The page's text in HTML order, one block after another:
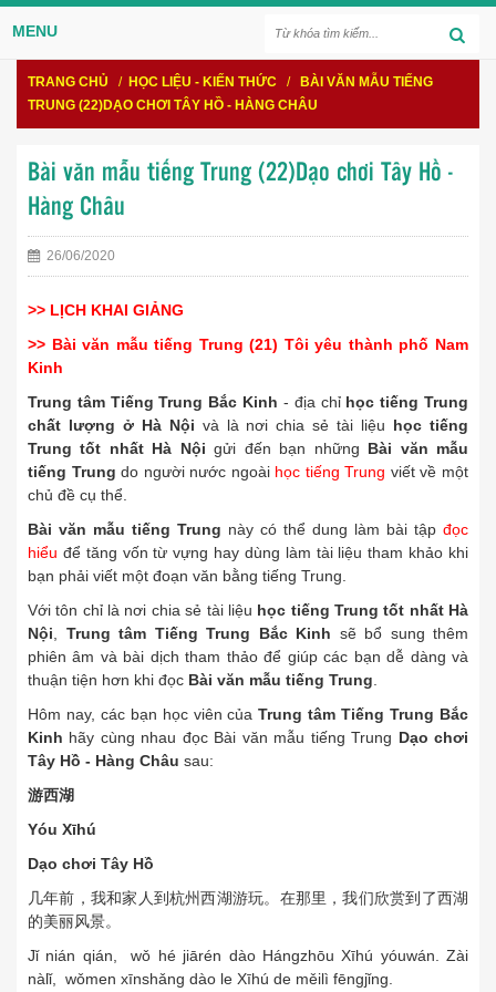
MENU
TRANG CHỦ / HỌC LIỆU - KIẾN THỨC /
BÀI VĂN MẪU TIẾNG
TRUNG (22)DẠO CHƠI TÂY HỒ - HÀNG CHÂU
Bài văn mẫu tiếng Trung (22)Dạo chơi Tây Hồ -
Hàng Châu
26/06/2020
>> LỊCH KHAI GIẢNG
>> Bài văn mẫu tiếng Trung (21) Tôi yêu thành phố Nam
Kinh
Trung tâm Tiếng Trung Bắc Kinh - địa chỉ học tiếng Trung
chất lượng ở Hà Nội và là nơi chia sẻ tài liệu học tiếng
Trung tốt nhất Hà Nội gửi đến bạn những Bài văn mẫu
tiếng Trung do người nước ngoài học tiếng Trung viết về một
chủ đề cụ thể.
Bài văn mẫu tiếng Trung này có thể dung làm bài tập đọc
hiểu để tăng vốn từ vựng hay dùng làm tài liệu tham khảo khi
bạn phải viết một đoạn văn bằng tiếng Trung.
Với tôn chỉ là nơi chia sẻ tài liệu học tiếng Trung tốt nhất Hà
Nội
Trung tâm Tiếng Trung Bắc Kinh sẽ bổ sung thêm
phiên âm và bài dịch tham thảo để giúp các bạn dễ dàng và
thuận tiện hơn khi đọc Bài văn mẫu tiếng Trung
Hôm nay, các bạn học viên củaTrung tâm Tiếng Trung Bắc
Kinh hãy cùng nhau đọc Bài văn mẫu tiếng Trung Dạo chơi
Tây Hồ - Hàng Châu sau:
游西湖
Yóu Xīhú
Dạo chơi Tây Hồ
几年前，我和家人到杭州西湖游玩。在那里，我们欣赏到了西湖
的美丽风景。
Jǐ nián qián, wǒ hé jiārén dào Hángzhōu Xīhú yóuwán. Zài
nàlǐ, wǒmen xīnshǎng dào le Xīhú de měilì fēngjǐng.